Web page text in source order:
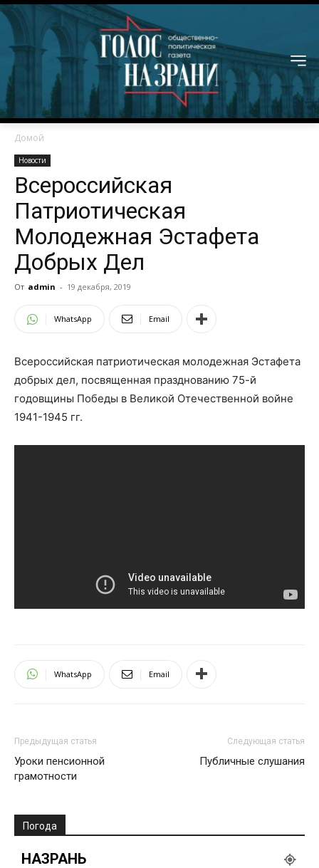
Домой
Новости
Всероссийская
Патриотическая
Молодежная Эстафета
Добрых Дел
От admin - 19 декабря, 2019
WhatsApp Email
Всероссийская патриотическая молодежная Эстафета
добрых дел, посвященная празднованию 75-й
годовщины Победы в Великой Отечественной войне
1941-1945 гг.
WhatsApp Email
Предыдущая статья
Уроки пенсионной
грамотности
Следующая статья
Публичные слушания
Погода
НАЗРАНЬ